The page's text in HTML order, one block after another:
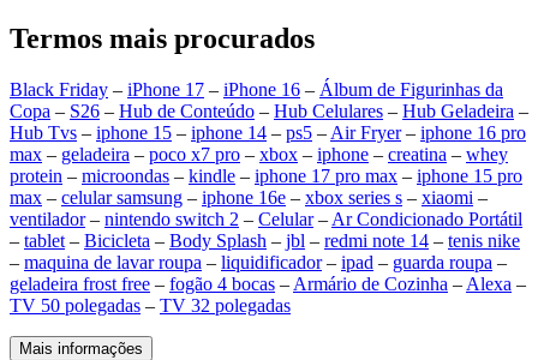
Termos mais procurados
Black Friday – iPhone 17 – iPhone 16 – Álbum de Figurinhas da
Copa – S26 – Hub de Conteúdo – Hub Celulares – Hub Geladeira –
Hub Tvs – iphone 15 – iphone 14 – ps5 – Air Fryer– iphone 16 pro
max – geladeira – poco x7 pro – xbox – iphone – creatina – whey
protein – microondas – kindle – iphone 17 pro max – iphone 15 pro
max – celular samsung – iphone 16e – xbox series s – xiaomi –
ventilador– nintendo switch 2 – Celular– Ar Condicionado Portátil
– tablet – Bicicleta – Body Splash – jbl – redmi note 14 – tenis nike
– maquina de lavar roupa – liquidificador– ipad – guarda roupa –
geladeira frost free – fogão 4 bocas – Armário de Cozinha – Alexa –
TV 50 polegadas – TV 32 polegadas
Mais informações